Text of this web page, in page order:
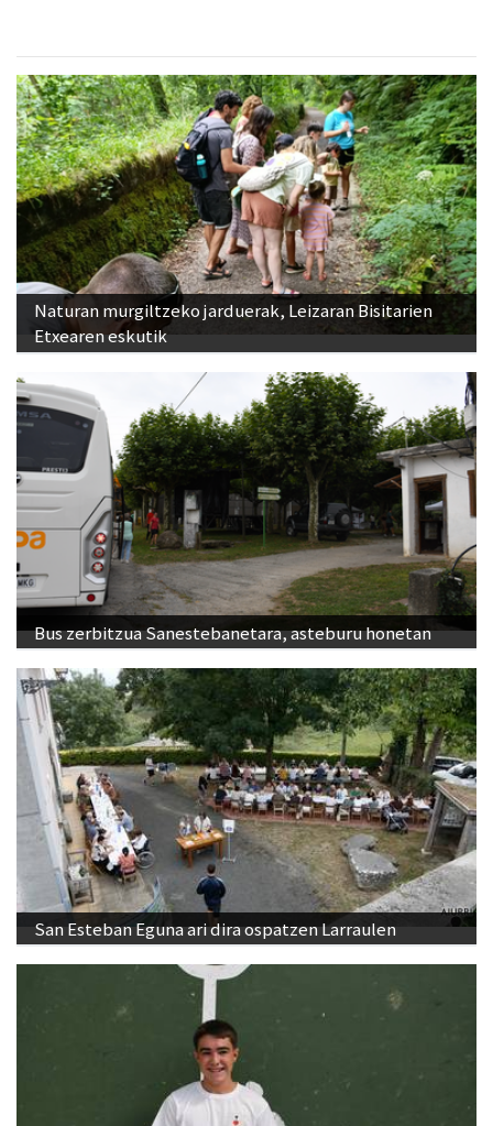
Naturan murgiltzeko jarduerak, Leizaran Bisitarien
Etxearen eskutik
Bus zerbitzua Sanestebanetara, asteburu honetan
San Esteban Eguna ari dira ospatzen Larraulen